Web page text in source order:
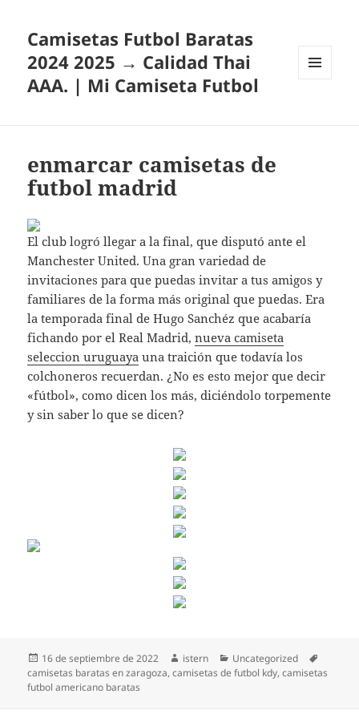
Camisetas Futbol Baratas
2024 2025 → Calidad Thai
AAA. | Mi Camiseta Futbol
enmarcar camisetas de
futbol madrid
El club logró llegar a la final, que disputó ante el
Manchester United. Una gran variedad de
invitaciones para que puedas invitar a tus amigos y
familiares de la forma más original que puedas. Era
la temporada final de Hugo Sanchéz que acabaría
fichando por el Real Madrid,nueva camiseta
seleccion uruguaya una traición que todavía los
colchoneros recuerdan. ¿No es esto mejor que decir
«fútbol», como dicen los más, diciéndolo torpemente
y sin saber lo que se dicen?
Publicado
el
16 de septiembre de 2022 Autor
istern Categorías
Uncategorized
camisetas baratas en zaragoza,camisetas de futbol kdy,camisetas
futbol americano baratas